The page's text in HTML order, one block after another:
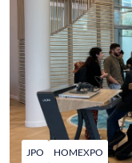
JPO HOMEXPO